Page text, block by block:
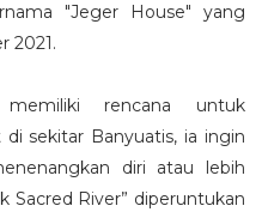
"Jeger House" yang
2021.
rencana untuk
sekitar Banyuatis, ia ingin
diri atau lebih
Sacred River” diperuntukan